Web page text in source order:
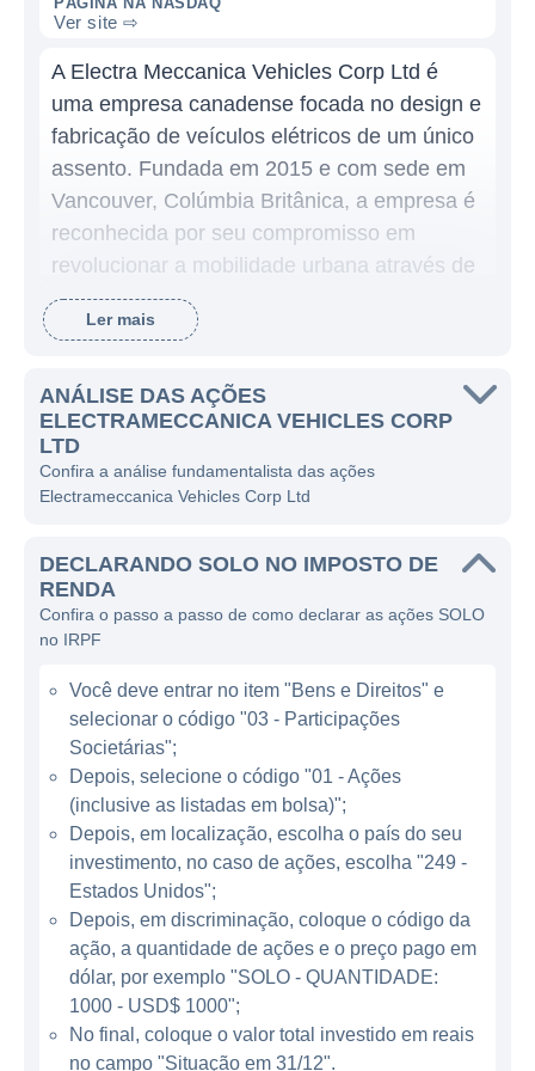
Ver site ⇨
A Electra Meccanica Vehicles Corp Ltd é
uma empresa canadense focada no design e
fabricação de veículos elétricos de um único
assento. Fundada em 2015 e com sede em
Vancouver, Colúmbia Britânica, a empresa é
reconhecida por seu compromisso em
revolucionar a mobilidade urbana através de
soluções elétricas e sustentáveis,
oferecendo uma alternativa aos veículos
das emissões de carbono.
A principal linha de produtos da Electra
Meccanica é o veículo elétrico denominado
eRoadster e o SOLO, que é um veículo
única pessoa, focando na eficiência, conforto
e manobrabilidade em ambientes urbanos. O
SOLO se destaca por seu design inovador
destinado a oferecer uma experiência de
condução única e econômica.
MODELO DE NEGÓCIO
A maneira como a Electra Meccanica gera
receitas é por meio da venda de seus
veículos elétricos. A empresa também busca
expandir suas operações através de
parcerias e acordos estratégicos com grupos
que atuam no setor automotivo e de
tecnologia. Além disso, a Electra Meccanica
Ler mais
ANÁLISE DAS AÇÕES
ELECTRAMECCANICA VEHICLES CORP
LTD
Confira a análise fundamentalista das ações
Electrameccanica Vehicles Corp Ltd
DECLARANDO SOLO NO IMPOSTO DE
RENDA
Confira o passo a passo de como declarar as ações SOLO
no IRPF
Você deve entrar no item "Bens e Direitos" e
selecionar o código "03 - Participações
Societárias";
Depois, selecione o código "01 - Ações
(inclusive as listadas em bolsa)";
Depois, em localização, escolha o país do seu
investimento, no caso de ações, escolha "249 -
Estados Unidos";
Depois, em discriminação, coloque o código da
ação, a quantidade de ações e o preço pago em
dólar, por exemplo "SOLO - QUANTIDADE:
1000 - USD$ 1000";
No final, coloque o valor total investido em reais
no campo "Situação em 31/12".